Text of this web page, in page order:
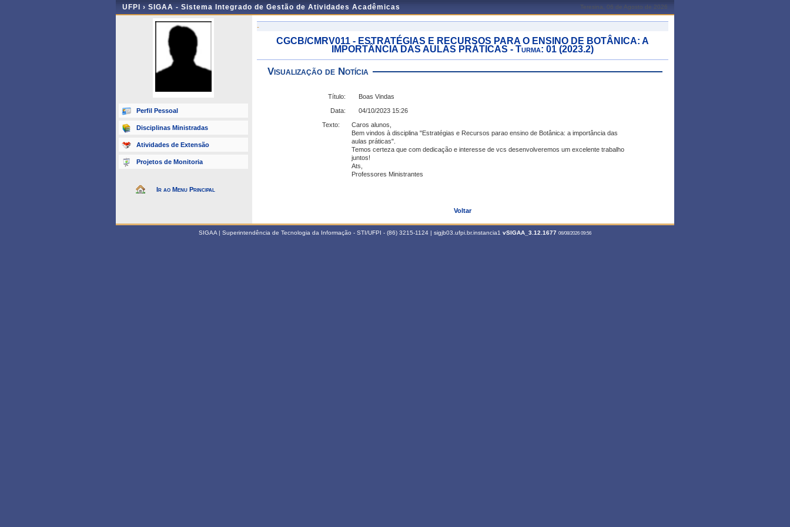
UFPI › SIGAA - Sistema Integrado de Gestão de Atividades Acadêmicas Teresina, 06 de Agosto de 2026
Perfil Pessoal
Disciplinas Ministradas
Atividades de Extensão
Projetos de Monitoria
Ir ao Menu Principal
-
CGCB/CMRV011 - ESTRATÉGIAS E RECURSOS PARA O ENSINO DE BOTÂNICA: A
IMPORTÂNCIA DAS AULAS PRÁTICAS - Turma: 01 (2023.2)
Visualização de Notícia
Título:
Boas Vindas
Data:
04/10/2023 15:26
Texto:
Caros alunos,
Bem vindos à disciplina "Estratégias e Recursos parao ensino de Botânica: a importância das
aulas práticas".
Temos certeza que com dedicação e interesse de vcs desenvolveremos um excelente trabalho
juntos!
Ats,
Professores Ministrantes
Voltar
SIGAA | Superintendência de Tecnologia da Informação - STI/UFPI - (86) 3215-1124 | sigjb03.ufpi.br.instancia1 vSIGAA_3.12.1677 06/08/2026 09:56